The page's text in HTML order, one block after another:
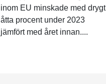
inom EU minskade med drygt
åtta procent under 2023
jämfört med året innan....